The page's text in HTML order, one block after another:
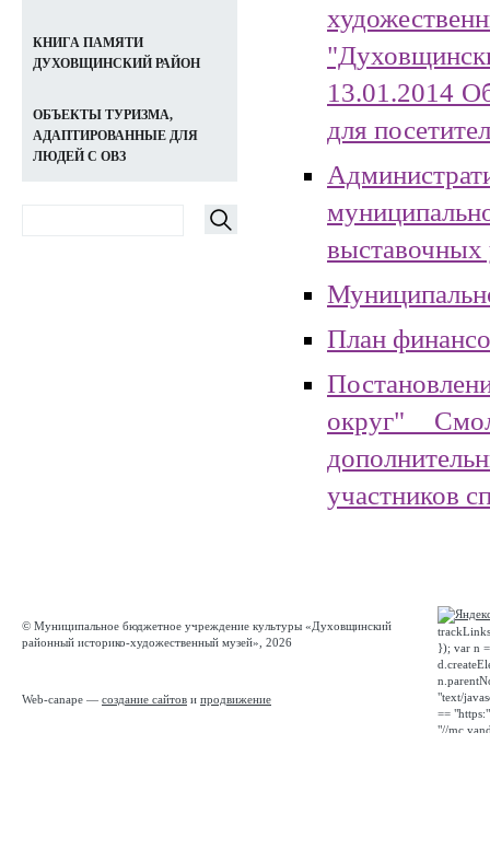
13.01.2014
для
выставочных
План
округ"
участников
КНИГА ПАМЯТИ
ДУХОВЩИНСКИЙ РАЙОН
ОБЪЕКТЫ ТУРИЗМА,
АДАПТИРОВАННЫЕ ДЛЯ
ЛЮДЕЙ С ОВЗ
© Муниципальное бюджетное учреждение культуры «Духовщинский
районный историко-художественный музей», 2026
Web-canape — создание сайтов и продвижение
}); var n
"text/
==
"//